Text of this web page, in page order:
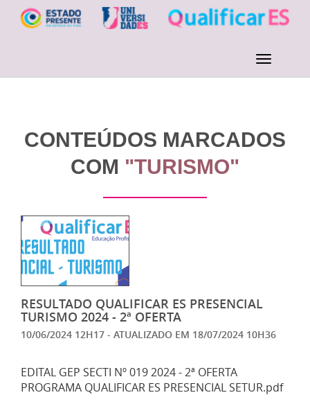
CONTEÚDOS MARCADOS
COM "TURISMO"
RESULTADO QUALIFICAR ES PRESENCIAL
TURISMO 2024 - 2ª OFERTA
10/06/2024 12H17 - ATUALIZADO EM 18/07/2024 10H36
EDITAL GEP SECTI Nº 019 2024 - 2ª OFERTA
PROGRAMA QUALIFICAR ES PRESENCIAL SETUR.pdf